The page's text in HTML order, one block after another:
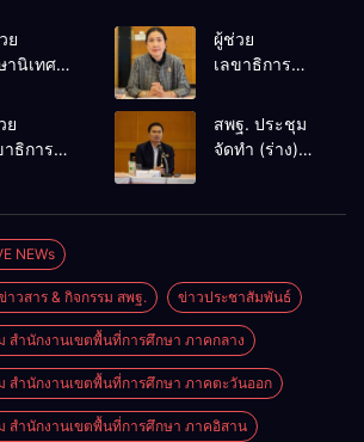
ย
านิเทศก์
คลื่อน
าพการ
เทศฯ
1/2569
ดับระบบ
ศด้วย AI
าเครือ
วิชาชีพ
เสริม
สิทธิภาพ
ติดตาม
ผู้ช่วย
เลขาธิการ
ประชุมจัด
ทำ(ร่าง)
นโยบายรับ
ศึกษา 2570
ชัดเจนและ
เป็นระบบ
ย
าธิการ
ากรด้าน
มปลอดภัย
ถานศึกษา
ร้างระบบ
ช่วยเหลือ
รียนอย่าง
สิทธิภาพ
สพฐ. ประชุม
จัดทำ (ร่าง)
ทางการศึกษา
อย่างทั่วถึง
NEWs
าวสาร & กิจกรรม สพฐ. ข่าวประชาสัมพันธ์
สำนักงานเขตพื้นที่การศึกษา ภาคกลาง
สำนักงานเขตพื้นที่การศึกษา ภาคตะวันออก
สำนักงานเขตพื้นที่การศึกษา ภาคอิสาน